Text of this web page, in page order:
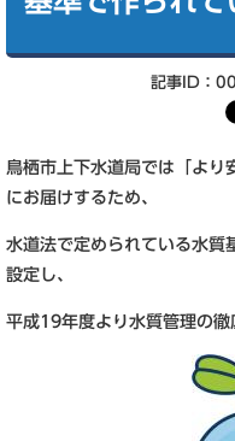
記事ID：
鳥栖市上下水道局では「より
にお届けするため、
水道法で定められている水質
設定し、
平成19年度より水質管理の徹